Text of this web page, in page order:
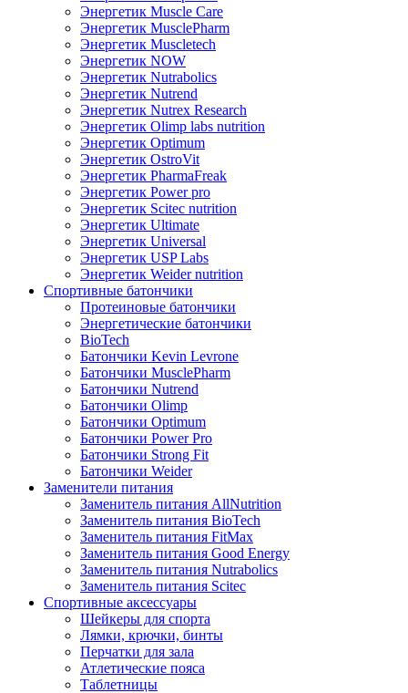
Энергетик Muscle Care
Энергетик MusclePharm
Энергетик Muscletech
Энергетик NOW
Энергетик Nutrabolics
Энергетик Nutrend
Энергетик Nutrex Research
Энергетик Olimp labs nutrition
Энергетик Optimum
Энергетик OstroVit
Энергетик PharmaFreak
Энергетик Power pro
Энергетик Scitec nutrition
Энергетик Ultimate
Энергетик Universal
Энергетик USP Labs
Энергетик Weider nutrition
Спортивные батончики
Протеиновые батончики
Энергетические батончики
BioTech
Батончики Kevin Levrone
Батончики MusclePharm
Батончики Nutrend
Батончики Olimp
Батончики Optimum
Батончики Power Pro
Батончики Strong Fit
Батончики Weider
Заменители питания
Заменитель питания AllNutrition
Заменитель питания BioTech
Заменитель питания FitMax
Заменитель питания Good Energy
Заменитель питания Nutrabolics
Заменитель питания Scitec
Спортивные аксессуары
Шейкеры для спорта
Лямки, крючки, бинты
Перчатки для зала
Атлетические пояса
Таблетницы